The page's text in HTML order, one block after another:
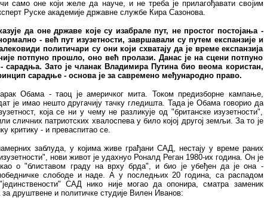
само оне који желе да науче, и не треба је прилагођавати својим
Руске академије државне службе Кира Сазонова.
да оне државе које су изабрале пут, не простог постојања -
- већ пут изузетности, завршавали су путем експанзије и
политичари су они који схватају да је време експанзија
потпуно прошло, оно већ пролази. Данас је на сцени потпуно
сарадња. Зато је чланак Владимира Путина био веома користан,
сарадње - основа је за савремено међународно право.
Обама - таоц је америчког мита. Током предизборне кампање,
је имао нешто другачију тачку гледишта. Тада је Обама говорио да
која се ни у чему не разликује од "британске изузетности",
сличних патриотских хвалоспева у било којој другој земљи. За то је
критику - и преваспитао се.
заблуда, у којима живе грађани САД, нестају у време раних
нови живот је удахнуо Роналд Реган 1980-их година. Он је
о "блиставом граду на врху брда", и био је убеђен да је она -
слободе и наде. А у последњих 20 година, са распадом
САД нико није могао да опонира, сматра заменик
за друштвене и политичке студије Вилен Иванов: